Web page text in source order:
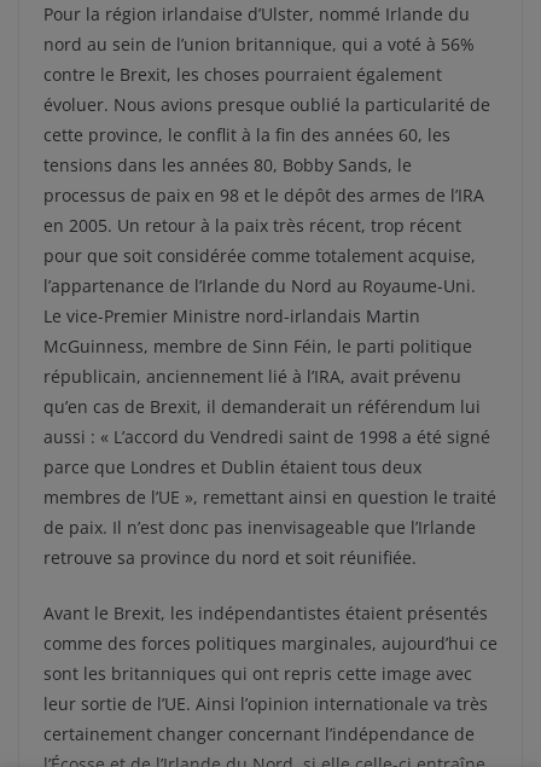
Pour la région irlandaise d’Ulster, nommé Irlande du
nord au sein de l’union britannique, qui a voté à 56%
contre le Brexit, les choses pourraient également
évoluer. Nous avions presque oublié la particularité de
cette province, le conflit à la fin des années 60, les
tensions dans les années 80, Bobby Sands, le
processus de paix en 98 et le dépôt des armes de l’IRA
en 2005. Un retour à la paix très récent, trop récent
pour que soit considérée comme totalement acquise,
l’appartenance de l’Irlande du Nord au Royaume-Uni.
Le vice-Premier Ministre nord-irlandais Martin
McGuinness, membre de Sinn Féin, le parti politique
républicain, anciennement lié à l’IRA, avait prévenu
qu’en cas de Brexit, il demanderait un référendum lui
aussi : « L’accord du Vendredi saint de 1998 a été signé
parce que Londres et Dublin étaient tous deux
membres de l’UE », remettant ainsi en question le traité
de paix. Il n’est donc pas inenvisageable que l’Irlande
retrouve sa province du nord et soit réunifiée.
Avant le Brexit, les indépendantistes étaient présentés
comme des forces politiques marginales, aujourd’hui ce
sont les britanniques qui ont repris cette image avec
leur sortie de l’UE. Ainsi l’opinion internationale va très
certainement changer concernant l’indépendance de